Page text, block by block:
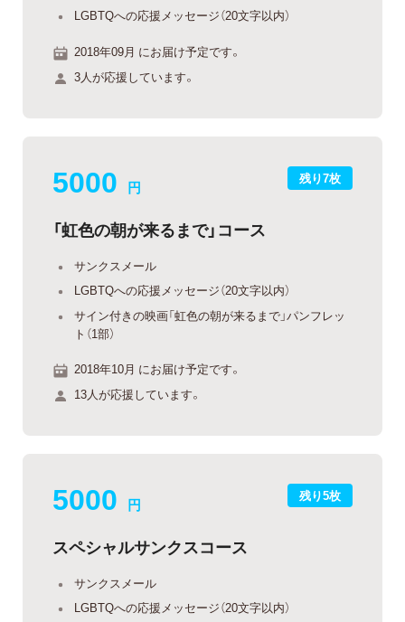
LGBTQへの応援メッセージ（20文字以内）
2018年09月 にお届け予定です。
3人が応援しています。
残り7枚
5000 円
「虹色の朝が来るまで」コース
サンクスメール
LGBTQへの応援メッセージ（20文字以内）
サイン付きの映画「虹色の朝が来るまで」パンフレッ
ト（1部）
2018年10月 にお届け予定です。
13人が応援しています。
残り5枚
5000 円
スペシャルサンクスコース
サンクスメール
LGBTQへの応援メッセージ（20文字以内）